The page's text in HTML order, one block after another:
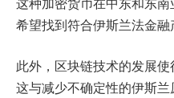
希望找到符合伊斯兰法金融
此外，区块链技术的发展使
这与减少不确定性的伊斯